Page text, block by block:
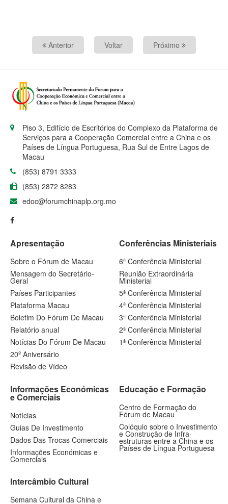
Anterior Voltar Próximo
Piso 3, Edifício de Escritórios do Complexo da Plataforma de
Serviços para a Cooperação Comercial entre a China e os
Países de Língua Portuguesa, Rua Sul de Entre Lagos de
Macau
(853) 8791 3333
(853) 2872 8283
edoc@forumchinaplp.org.mo
Apresentação
Sobre o Fórum de Macau
Mensagem do Secretário-
Geral
Países Participantes
Plataforma Macau
Boletim Do Fórum De Macau
Relatório anual
Notícias Do Fórum De Macau
20º Aniversário
Revisão de Vídeo
Conferências Ministeriais
6ª Conferência Ministerial
Reunião Extraordinária
Ministerial
5ª Conferência Ministerial
4ª Conferência Ministerial
3ª Conferência Ministerial
2ª Conferência Ministerial
1ª Conferência Ministerial
Informações Económicas
e Comerciais
Notícias
Guias De Investimento
Dados Das Trocas Comerciais
Informações Económicas e
Comerciais
Intercâmbio Cultural
Semana Cultural da China e
Educação e Formação
Centro de Formação do
Fórum de Macau
Colóquio sobre o Investimento
e Construção de Infra-
estruturas entre a China e os
Países de Língua Portuguesa